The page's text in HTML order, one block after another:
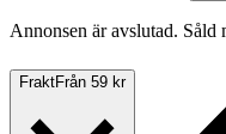
Annonsen är avslutad. Såld
FraktFrån 59 kr